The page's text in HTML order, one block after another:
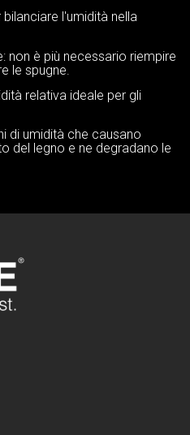
l'umidità nella
non è più necessario riempire
le spugne.
relativa ideale per gli
di umidità che causano
del legno e ne degradano le